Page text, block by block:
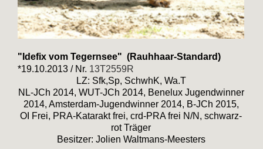
"Idefix vom Tegernsee" (Rauhhaar-Standard)
*19.10.2013 / Nr. 13T2559R
LZ: Sfk,Sp, SchwhK, Wa.T
NL-JCh 2014, WUT-JCh 2014, Benelux Jugendwinner
2014, Amsterdam-Jugendwinner 2014, B-JCh 2015,
OI Frei, PRA-Katarakt frei, crd-PRA frei N/N, schwarz-
rot Träger
Besitzer: Jolien Waltmans-Meesters